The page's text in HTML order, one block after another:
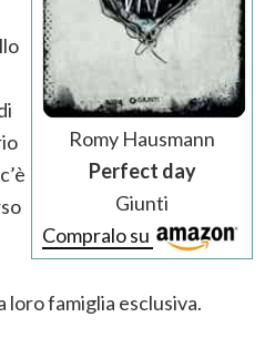
Romy Hausmann
Perfect day
Giunti
Compralo su
loro famiglia esclusiva.